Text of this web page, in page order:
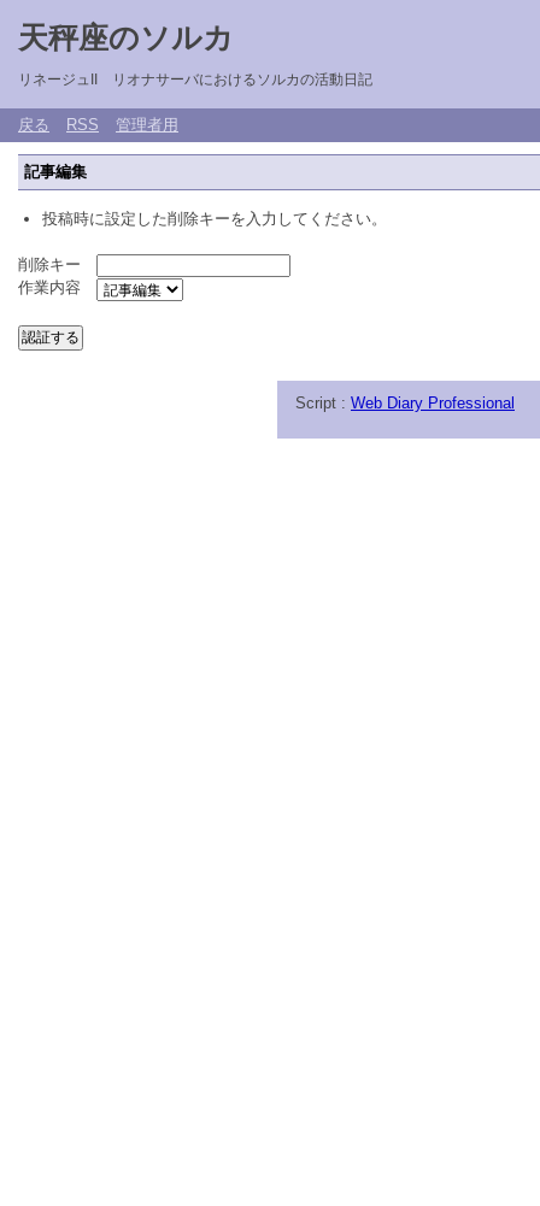
天秤座のソルカ
リネージュII リオナサーバにおけるソルカの活動日記
戻る RSS 管理者用
記事編集
投稿時に設定した削除キーを入力してください。
削除キー
作業内容
Script : Web Diary Professional